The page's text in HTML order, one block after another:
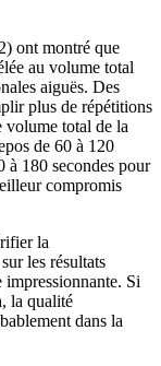
ont montré que
au volume total
aiguës. Des
plus de répétitions
volume total de la
de 60 à 120
à 180 secondes pour
compromis
la
les résultats
impressionnante. Si
la qualité
dans la